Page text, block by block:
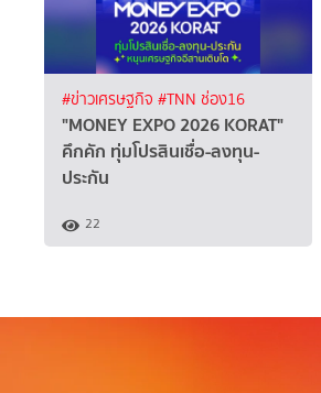
#ข่าวเศรษฐกิจ #TNN ช่อง16
"MONEY EXPO 2026 KORAT"
คึกคัก ทุ่มโปรสินเชื่อ-ลงทุน-
ประกัน
22